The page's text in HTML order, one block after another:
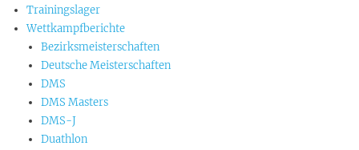
Trainingslager
Wettkampfberichte
Bezirksmeisterschaften
Deutsche Meisterschaften
DMS
DMS Masters
DMS-J
Duathlon